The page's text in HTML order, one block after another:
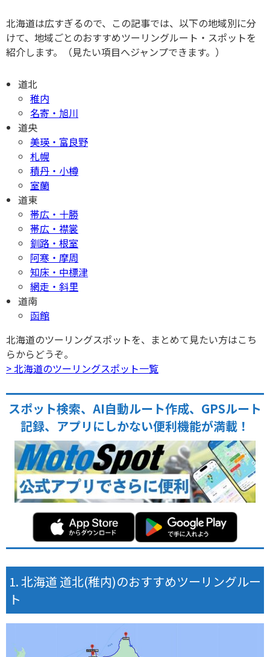
北海道は広すぎるので、この記事では、以下の地域別に分
けて、地域ごとのおすすめツーリングルート・スポットを
紹介します。（見たい項目へジャンプできます。）
道北
稚内
名寄・旭川
道央
美瑛・富良野
札幌
積丹・小樽
室蘭
道東
帯広・十勝
帯広・襟裳
釧路・根室
阿寒・摩周
知床・中標津
網走・斜里
道南
函館
北海道のツーリングスポットを、まとめて見たい方はこち
らからどうぞ。
> 北海道のツーリングスポット一覧
スポット検索、AI自動ルート作成、GPSルート
記録、アプリにしかない便利機能が満載！
北海道 道北(稚内)のおすすめツーリングルー
ト